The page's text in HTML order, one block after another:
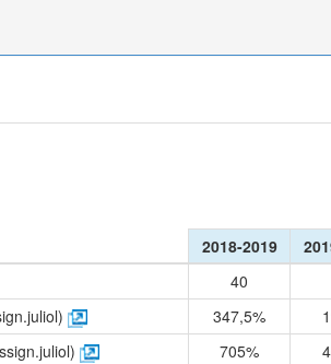
2018-2019
40
347,5%
705%